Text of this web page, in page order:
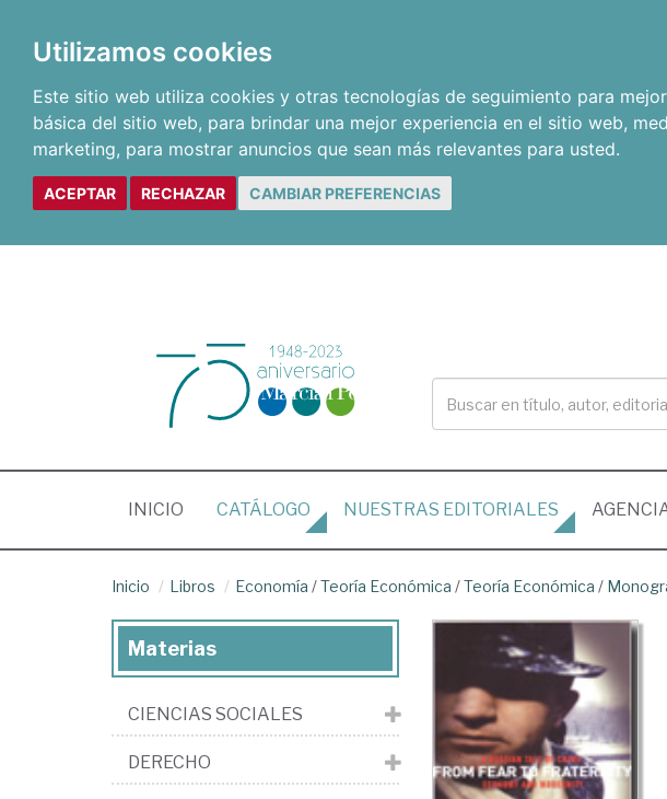
Utilizamos cookies
Este sitio web utiliza cookies y otras tecnologías de seguimiento para
básica del sitio web, para brindar una mejor experiencia en el sitio web,
marketing, para mostrar anuncios que sean más relevantes para usted.
ACEPTAR RECHAZAR CAMBIAR PREFERENCIAS
INICIO (CURRENT)
CATÁLOGO NUESTRAS EDITORIALES
Inicio Libros Economía /Teoría Económica /Teoría Económica /
Materias
CIENCIAS SOCIALES
DERECHO